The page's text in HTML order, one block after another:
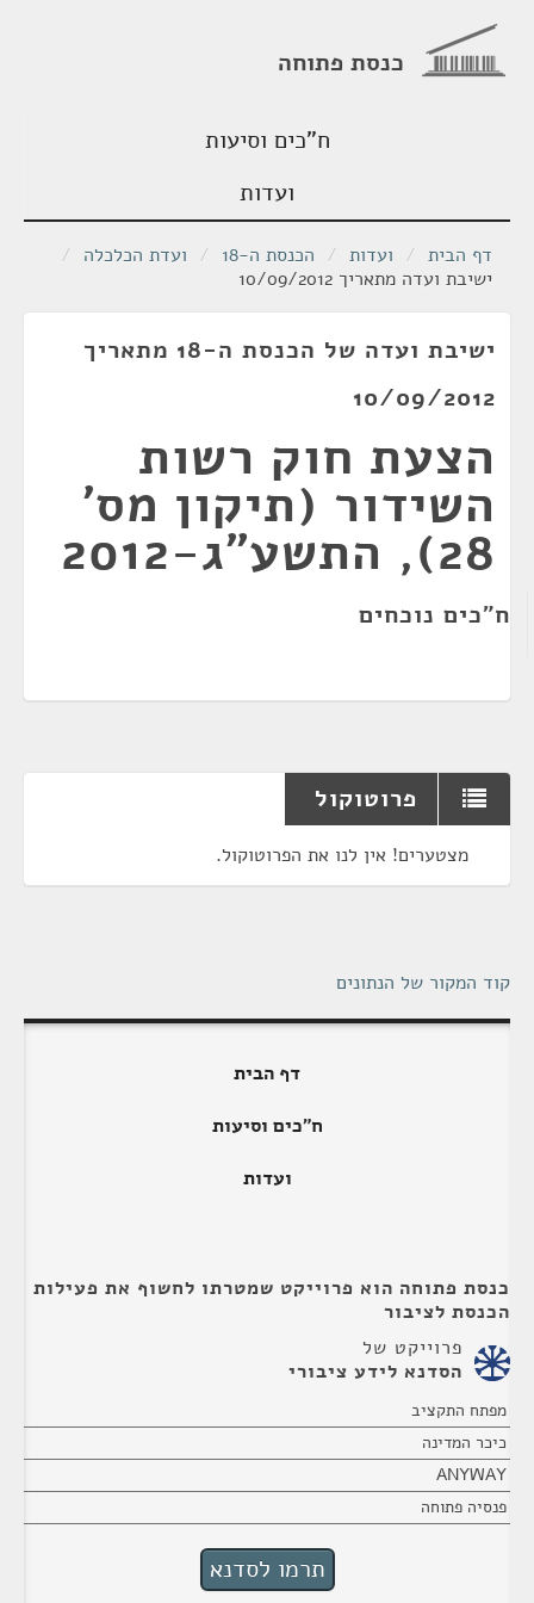
כנסת פתוחה
ח"כים וסיעות
ועדות
דף הבית / ועדות / הכנסת ה-18 / ועדת הכלכלה /
ישיבת ועדה מתאריך 10/09/2012
ישיבת ועדה של הכנסת ה-18 מתאריך
10/09/2012
הצעת חוק רשות
השידור (תיקון מס'
28), התשע"ג-2012
ח"כים נוכחים
פרוטוקול
מצטערים! אין לנו את הפרוטוקול.
קוד המקור של הנתונים
דף הבית
ח"כים וסיעות
ועדות
כנסת פתוחה הוא פרוייקט שמטרתו לחשוף את פעילות
הכנסת לציבור
פרוייקט של
הסדנא לידע ציבורי
מפתח התקציב
כיכר המדינה
ANYWAY
פנסיה פתוחה